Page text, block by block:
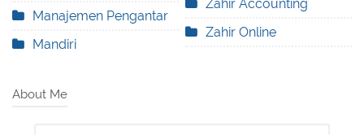
Manajemen Pengantar
Mandiri
Zahir Accounting
Zahir Online
About Me